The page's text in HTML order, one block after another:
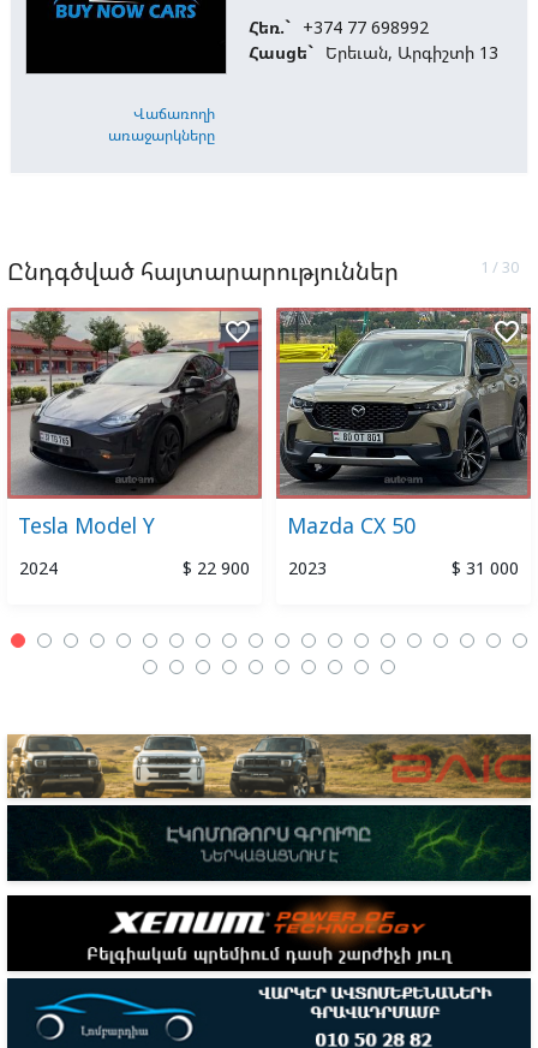
Վաճառողի
առաջարկները
Հեռ.` +374 77 698992
Հասցե` Երեւան, Արգիշտի 13
Ընդգծված հայտարարություններ
Tesla Model Y
2024 $ 22 900
favorite_border
Mazda CX 50
2023 $ 31 000
favorite_border